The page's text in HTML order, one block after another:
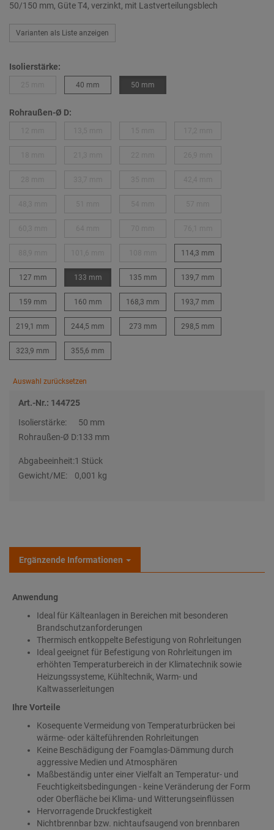
50/150 mm, Güte T4, verzinkt, mit Lastverteilungsblech
Varianten als Liste anzeigen
Isolierstärke:
40 mm 50 mm
Rohraußen-Ø D:
114,3 mm
127 mm 133 mm 135 mm 139,7 mm
159 mm 160 mm 168,3 mm 193,7 mm
219,1 mm 244,5 mm 273 mm 298,5 mm
323,9 mm 355,6 mm
Auswahl zurücksetzen
Art.-Nr.: 144725
Isolierstärke:
50 mm
Rohraußen-Ø D:133 mm
Abgabeeinheit:1 Stück
Gewicht/ME:
0,001 kg
Ergänzende Informationen
Anwendung
Ideal für Kälteanlagen in Bereichen mit besonderen
Brandschutzanforderungen
Thermisch entkoppelte Befestigung von Rohrleitungen
Ideal geeignet für Befestigung von Rohrleitungen im
erhöhten Temperaturbereich in der Klimatechnik sowie
Heizungssysteme, Kühltechnik, Warm- und
Kaltwasserleitungen
Ihre Vorteile
Kosequente Vermeidung von Temperaturbrücken bei
wärme- oder kälteführenden Rohrleitungen
Keine Beschädigung der Foamglas-Dämmung durch
aggressive Medien und Atmosphären
Maßbeständig unter einer Vielfalt an Temperatur- und
Feuchtigkeitsbedingungen - keine Veränderung der Form
oder Oberfläche bei Klima- und Witterungseinflüssen
Hervorragende Druckfestigkeit
Nichtbrennbar bzw. nichtaufsaugend von brennbaren